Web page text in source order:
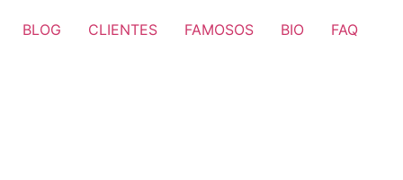
BLOG CLIENTES FAMOSOS BIO FAQ